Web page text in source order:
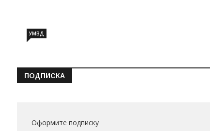
УМВД
ПОДПИСКА
Оформите подписку